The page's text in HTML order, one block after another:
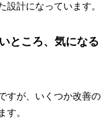
設計になっています。
ところ、気になる
すが、いくつか改善の
す。